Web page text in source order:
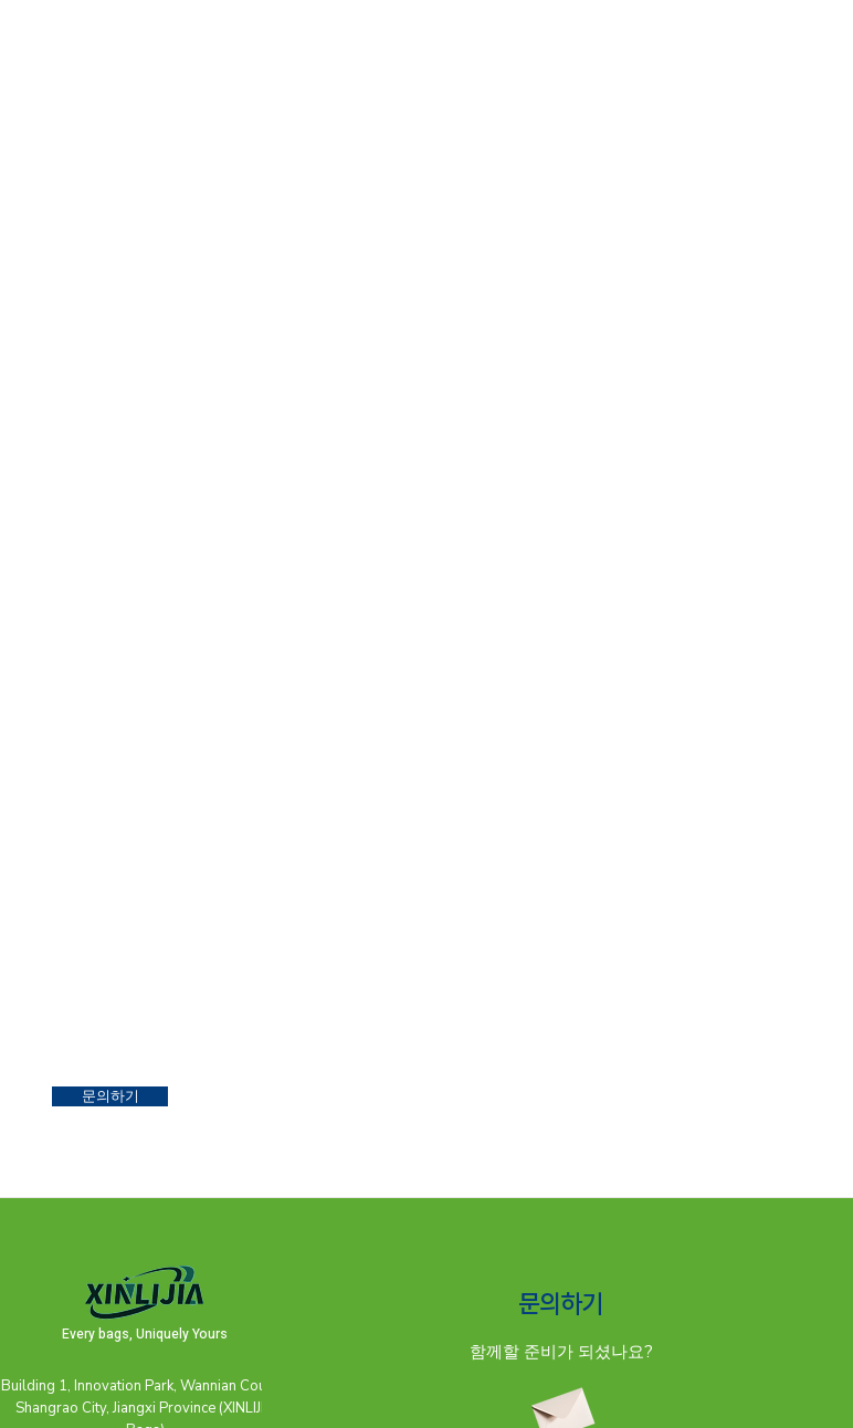
문의하기
Every bags, Uniquely Yours
Building 1, Innovation Park, Wannian County,
Shangrao City, Jiangxi Province (XINLIJIA
문의하기
함께할 준비가 되셨나요?